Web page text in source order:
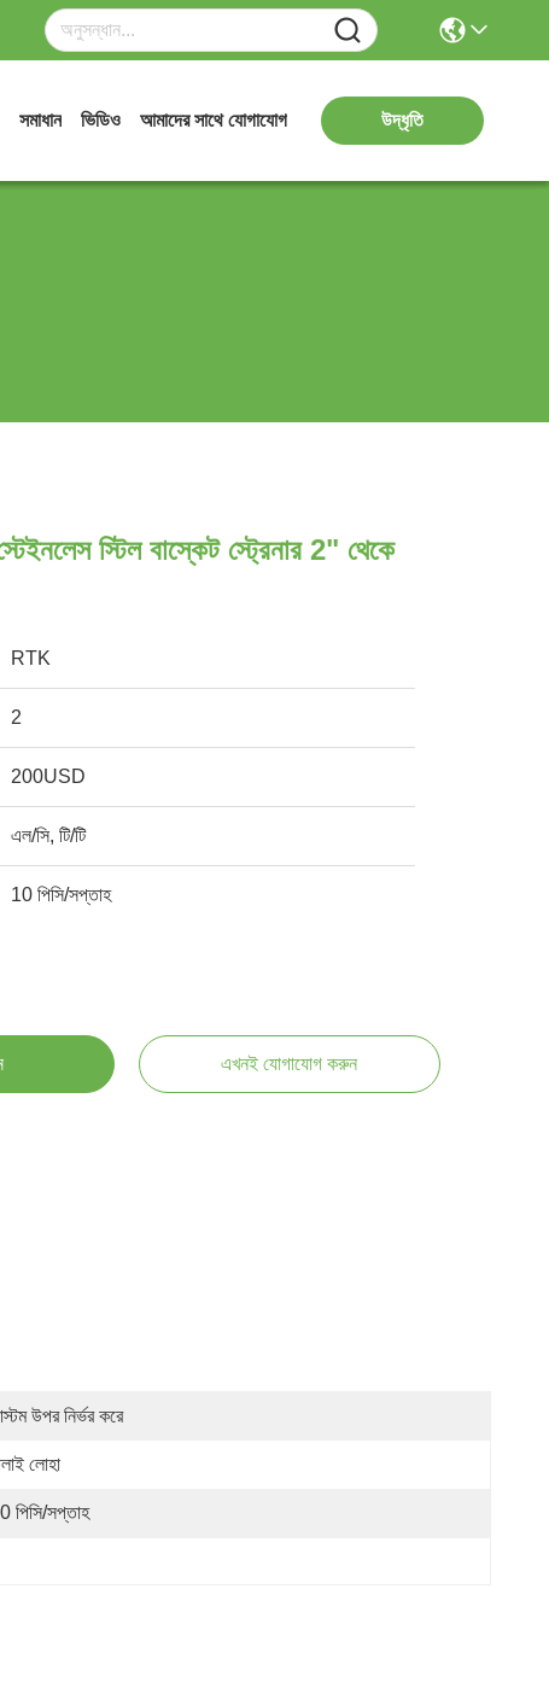
সমাধান ভিডিও আমাদের সাথে যোগাযোগ উদ্ধৃতি
স্টিল বাস্কেট স্ট্রেনার 2" থেকে
RTK
2
200USD
এল/সি, টি/টি
10 পিসি/সপ্তাহ
এখনই যোগাযোগ করুন
উপর নির্ভর করে
লোহা
পিসি/সপ্তাহ